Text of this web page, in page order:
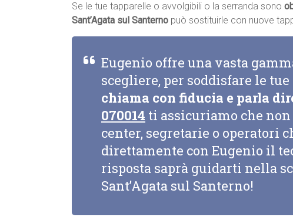
Se le tue tapparelle o avvolgibili o la serranda sono
Sant’Agata sul Santerno può sostituirle con nuove
Eugenio offre una vasta
scegliere, per soddisfare le
chiama con fiducia e parla
070014 ti assicuriamo che
center, segretarie o operatori
direttamente con Eugenio il
risposta saprà guidarti nella
Sant’Agata sul Santerno!